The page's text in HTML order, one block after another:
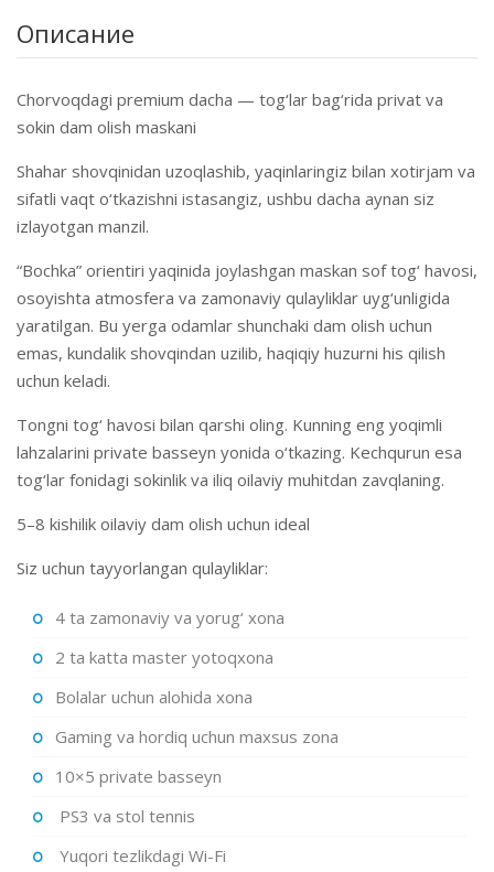
Описание
Chorvoqdagi premium dacha — tog‘lar bag‘rida privat va
sokin dam olish maskani
Shahar shovqinidan uzoqlashib, yaqinlaringiz bilan xotirjam va
sifatli vaqt o‘tkazishni istasangiz, ushbu dacha aynan siz
izlayotgan manzil.
“Bochka” orientiri yaqinida joylashgan maskan sof tog‘ havosi,
osoyishta atmosfera va zamonaviy qulayliklar uyg‘unligida
yaratilgan. Bu yerga odamlar shunchaki dam olish uchun
emas, kundalik shovqindan uzilib, haqiqiy huzurni his qilish
uchun keladi.
Tongni tog‘ havosi bilan qarshi oling. Kunning eng yoqimli
lahzalarini private basseyn yonida o‘tkazing. Kechqurun esa
tog‘lar fonidagi sokinlik va iliq oilaviy muhitdan zavqlaning.
5–8 kishilik oilaviy dam olish uchun ideal
Siz uchun tayyorlangan qulayliklar:
4 ta zamonaviy va yorug‘ xona
2 ta katta master yotoqxona
Bolalar uchun alohida xona
Gaming va hordiq uchun maxsus zona
10×5 private basseyn
PS3 va stol tennis
Yuqori tezlikdagi Wi-Fi